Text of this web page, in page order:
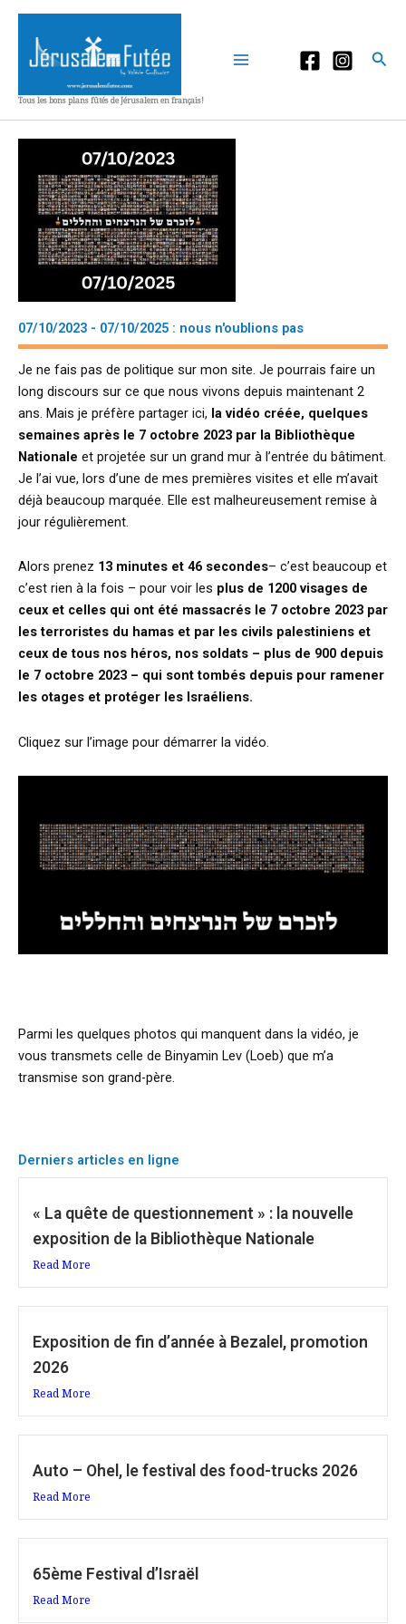
Aller
contenu
Tous les bons plans fûtés de Jérusalem en français!
07/10/2023 - 07/10/2025 : nous n'oublions pas
Je ne fais pas de politique sur mon site. Je pourrais faire un
long discours sur ce que nous vivons depuis maintenant 2
ans. Mais je préfère partager ici, la vidéo créée, quelques
semaines après le 7 octobre 2023 par la Bibliothèque
Nationale et projetée sur un grand mur à l’entrée du bâtiment.
Je l’ai vue, lors d’une de mes premières visites et elle m’avait
déjà beaucoup marquée. Elle est malheureusement remise à
jour régulièrement.
Alors prenez 13 minutes et 46 secondes– c’est beaucoup et
c’est rien à la fois – pour voir les plus de 1200 visages de
ceux et celles qui ont été massacrés le 7 octobre 2023 par
les terroristes du hamas et par les civils palestiniens et
ceux de tous nos héros, nos soldats – plus de 900 depuis
le 7 octobre 2023 – qui sont tombés depuis pour ramener
les otages et protéger les Israéliens.
Cliquez sur l’image pour démarrer la vidéo.
Parmi les quelques photos qui manquent dans la vidéo, je
vous transmets celle de Binyamin Lev (Loeb) que m’a
transmise son grand-père.
Derniers articles en ligne
« La quête de questionnement » : la nouvelle
exposition de la Bibliothèque Nationale
Read More
Exposition de fin d’année à Bezalel, promotion
2026
Read More
Auto – Ohel, le festival des food-trucks 2026
Read More
65ème Festival d’Israël
Read More